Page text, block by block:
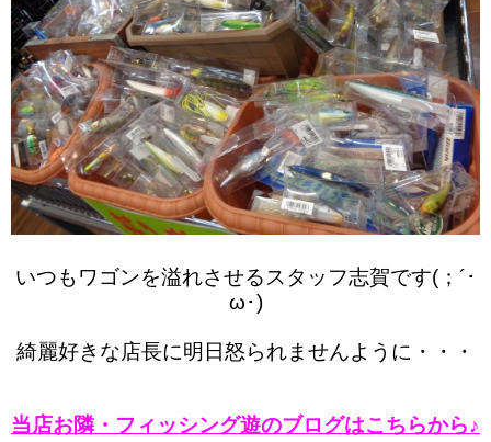
いつもワゴンを溢れさせるスタッフ志賀です(；´･
ω･)
綺麗好きな店長に明日怒られませんように・・・
当店お隣・フィッシング遊のブログはこちらから♪